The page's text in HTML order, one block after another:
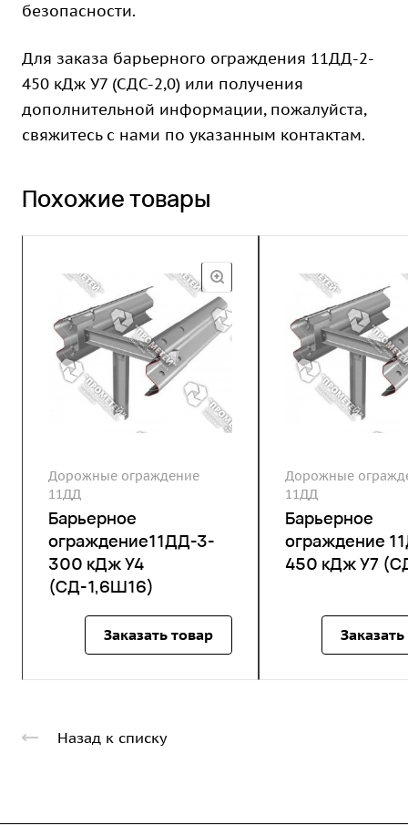
безопасности.
Для заказа барьерного ограждения 11ДД-2-
450 кДж У7 (СДС-2,0) или получения
дополнительной информации, пожалуйста,
свяжитесь с нами по указанным контактам.
Похожие товары
Дорожные ограждение
11ДД
Барьерное
ограждение11ДД-3-
300 кДж У4
(СД-1,6Ш16)
Заказать товар
Дорожные
11ДД
Барьерное
ограждение
450 кДж У7
Назад к списку